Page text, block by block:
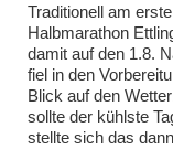
Traditionell am
Halbmarathon
damit auf den 1.8.
fiel in den
Blick auf den
sollte der kühlste
stellte sich das